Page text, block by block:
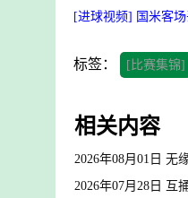
[进球视频] 国米客
标签： [比赛集锦]
相关内容
2026年08月01日 无
2026年07月28日 互